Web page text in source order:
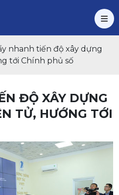
nhanh tiến độ xây dựng
tới Chính phủ số
ĐỘ XÂY DỰNG
TỬ, HƯỚNG TỚI